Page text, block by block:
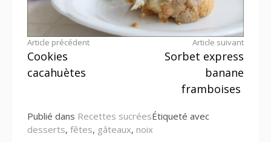
Lire
la
Article précédent
Cookies
cacahuètes
Article suivant
Sorbet express
banane
framboises
Publié dans Recettes sucréesÉtiqueté avec
desserts, fêtes, gâteaux, noix